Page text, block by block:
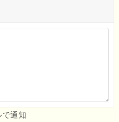
で通知